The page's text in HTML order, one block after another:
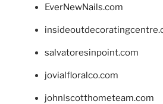
EverNewNails.com
salvatoresinpoint.com
jovialfloralco.com
johnlscotthometeam.com